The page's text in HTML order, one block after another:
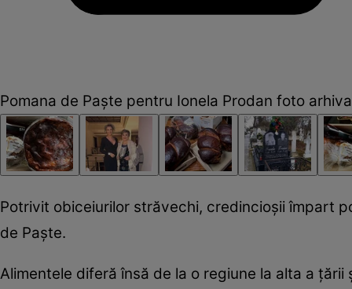
Pomana de Paște pentru Ionela Prodan foto
Potrivit obiceiurilor străvechi, credincioșii împart
de Paște.
Alimentele diferă însă de la o regiune la alta a